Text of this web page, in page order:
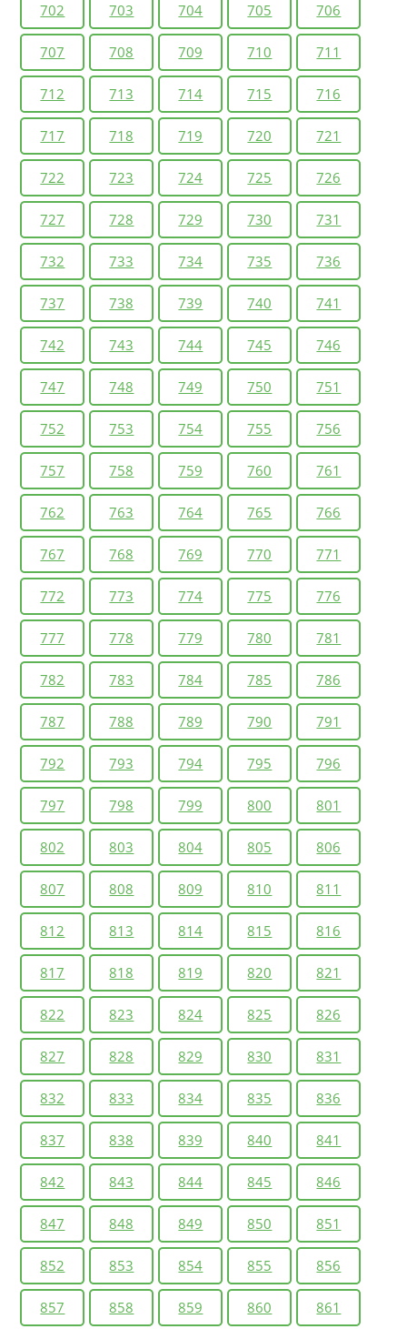
702 703 704 705 706
707 708 709 710 711
712 713 714 715 716
717 718 719 720 721
722 723 724 725 726
727 728 729 730 731
732 733 734 735 736
737 738 739 740 741
742 743 744 745 746
747 748 749 750 751
752 753 754 755 756
757 758 759 760 761
762 763 764 765 766
767 768 769 770 771
772 773 774 775 776
777 778 779 780 781
782 783 784 785 786
787 788 789 790 791
792 793 794 795 796
797 798 799 800 801
802 803 804 805 806
807 808 809 810 811
812 813 814 815 816
817 818 819 820 821
822 823 824 825 826
827 828 829 830 831
832 833 834 835 836
837 838 839 840 841
842 843 844 845 846
847 848 849 850 851
852 853 854 855 856
857 858 859 860 861